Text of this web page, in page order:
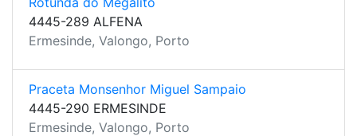
4445-289 ALFENA
Ermesinde, Valongo, Porto
Praceta Monsenhor Miguel Sampaio
4445-290 ERMESINDE
Ermesinde, Valongo, Porto